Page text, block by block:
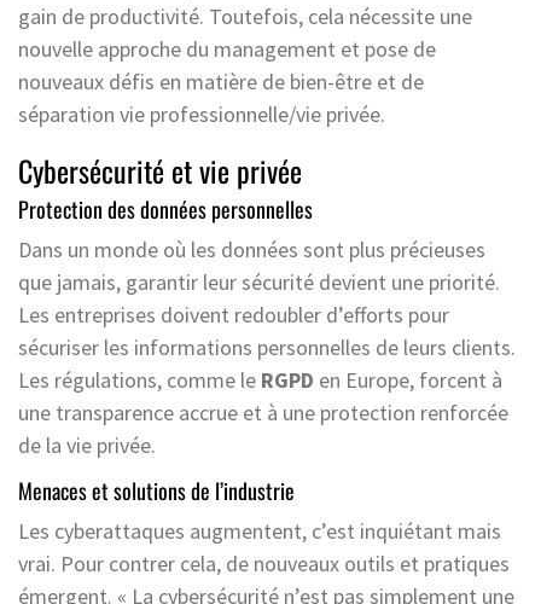
gain de productivité. Toutefois, cela nécessite une
nouvelle approche du management et pose de
nouveaux défis en matière de bien-être et de
séparation vie professionnelle/vie privée.
Cybersécurité et vie privée
Protection des données personnelles
Dans un monde où les données sont plus précieuses
que jamais, garantir leur sécurité devient une priorité.
Les entreprises doivent redoubler d’efforts pour
sécuriser les informations personnelles de leurs clients.
Les régulations, comme le RGPD en Europe, forcent à
une transparence accrue et à une protection renforcée
de la vie privée.
Menaces et solutions de l’industrie
Les cyberattaques augmentent, c’est inquiétant mais
vrai. Pour contrer cela, de nouveaux outils et pratiques
émergent. « La cybersécurité n’est pas simplement une